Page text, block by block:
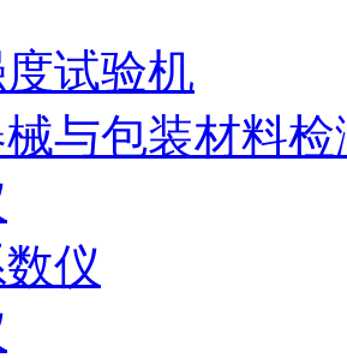
试验机
与包装材料检
仪